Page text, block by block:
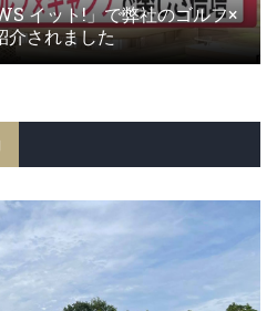
イット!」で弊社のゴルフ×
介されました